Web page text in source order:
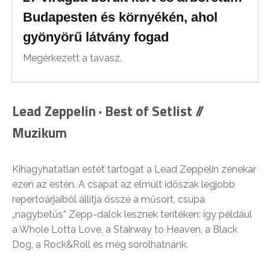
Budapesten és környékén, ahol
gyönyörű látvány fogad
Megérkezett a tavasz.
Lead Zeppelin · Best of Setlist //
Muzikum
Kihagyhatatlan estét tartogat a Lead Zeppelin zenekar
ezen az estén. A csapat az elmúlt időszak legjobb
repertoárjaiból állítja össze a műsort, csupa
„nagybetűs” Zepp-dalok lesznek terítéken: így például
a Whole Lotta Love, a Stairway to Heaven, a Black
Dog, a Rock&Roll és még sorolhatnánk.